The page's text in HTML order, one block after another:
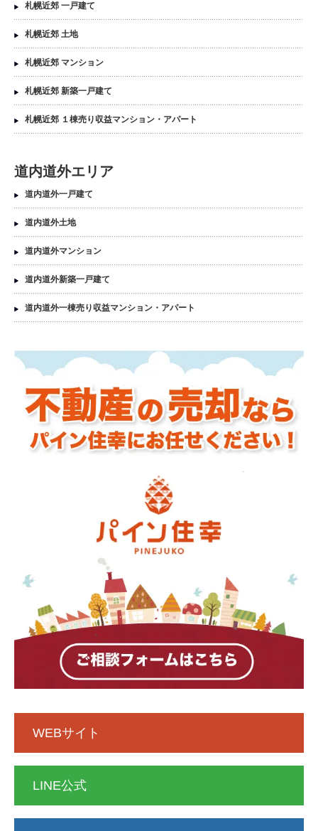
札幌近郊 一戸建て
札幌近郊 土地
札幌近郊 マンション
札幌近郊 新築一戸建て
札幌近郊 １棟売り収益マンション・アパート
道内道外エリア
道内道外一戸建て
道内道外土地
道内道外マンション
道内道外新築一戸建て
道内道外一棟売り収益マンション・アパート
WEBサイト
LINE公式